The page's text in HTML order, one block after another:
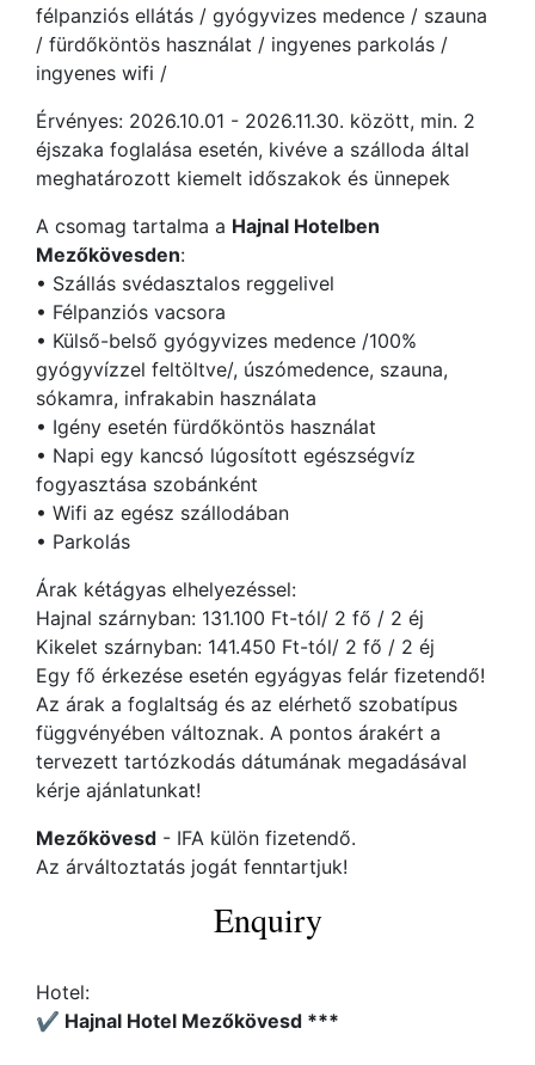
félpanziós ellátás / gyógyvizes medence / szauna
/ fürdőköntös használat / ingyenes parkolás /
ingyenes wifi /
Érvényes: 2026.10.01 - 2026.11.30. között, min. 2
éjszaka foglalása esetén, kivéve a szálloda által
meghatározott kiemelt időszakok és ünnepek
A csomag tartalma a Hajnal Hotelben
Mezőkövesden:
• Szállás svédasztalos reggelivel
• Félpanziós vacsora
• Külső-belső gyógyvizes medence /100%
gyógyvízzel feltöltve/, úszómedence, szauna,
sókamra, infrakabin használata
• Igény esetén fürdőköntös használat
• Napi egy kancsó lúgosított egészségvíz
fogyasztása szobánként
• Wifi az egész szállodában
• Parkolás
Árak kétágyas elhelyezéssel:
Hajnal szárnyban: 131.100 Ft-tól/ 2 fő / 2 éj
Kikelet szárnyban: 141.450 Ft-tól/ 2 fő / 2 éj
Egy fő érkezése esetén egyágyas felár fizetendő!
Az árak a foglaltság és az elérhető szobatípus
függvényében változnak. A pontos árakért a
tervezett tartózkodás dátumának megadásával
kérje ajánlatunkat!
Mezőkövesd - IFA külön fizetendő.
Az árváltoztatás jogát fenntartjuk!
Enquiry
Hotel:
✔️ Hajnal Hotel Mezőkövesd ***